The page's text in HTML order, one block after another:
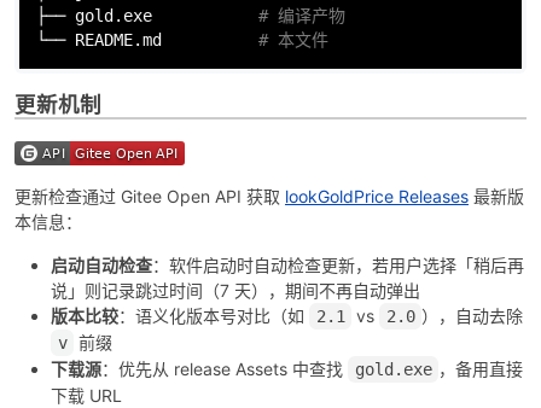
├── gold.exe # 编译产物
└── README.md # 本文件
更新机制
更新检查通过 Gitee Open API 获取 lookGoldPrice Releases 最新版
本信息：
启动自动检查：软件启动时自动检查更新，若用户选择「稍后再
说」则记录跳过时间（7 天），期间不再自动弹出
版本比较：语义化版本号对比（如 2.1 vs 2.0 ），自动去除
v 前缀
下载源：优先从 release Assets 中查找 gold.exe ，备用直接
下载 URL